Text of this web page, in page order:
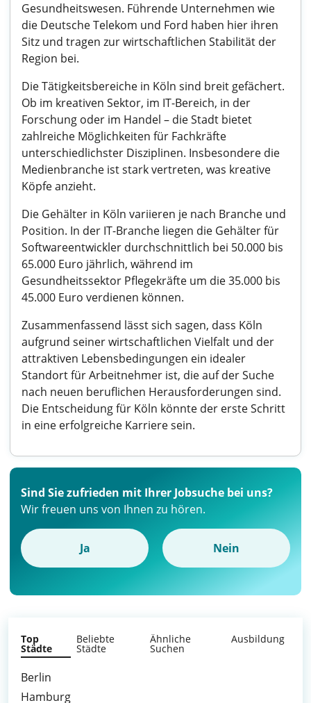
Gesundheitswesen. Führende Unternehmen wie
die Deutsche Telekom und Ford haben hier ihren
Sitz und tragen zur wirtschaftlichen Stabilität der
Region bei.
Die Tätigkeitsbereiche in Köln sind breit gefächert.
Ob im kreativen Sektor, im IT-Bereich, in der
Forschung oder im Handel – die Stadt bietet
zahlreiche Möglichkeiten für Fachkräfte
unterschiedlichster Disziplinen. Insbesondere die
Medienbranche ist stark vertreten, was kreative
Köpfe anzieht.
Die Gehälter in Köln variieren je nach Branche und
Position. In der IT-Branche liegen die Gehälter für
Softwareentwickler durchschnittlich bei 50.000 bis
65.000 Euro jährlich, während im
Gesundheitssektor Pflegekräfte um die 35.000 bis
45.000 Euro verdienen können.
Zusammenfassend lässt sich sagen, dass Köln
aufgrund seiner wirtschaftlichen Vielfalt und der
attraktiven Lebensbedingungen ein idealer
Standort für Arbeitnehmer ist, die auf der Suche
nach neuen beruflichen Herausforderungen sind.
Die Entscheidung für Köln könnte der erste Schritt
in eine erfolgreiche Karriere sein.
Sind Sie zufrieden mit Ihrer Jobsuche bei uns?
Wir freuen uns von Ihnen zu hören.
Ja Nein
Top
Städte
Beliebte
Städte
Ähnliche
Suchen
Ausbildung
Berlin
Hamburg